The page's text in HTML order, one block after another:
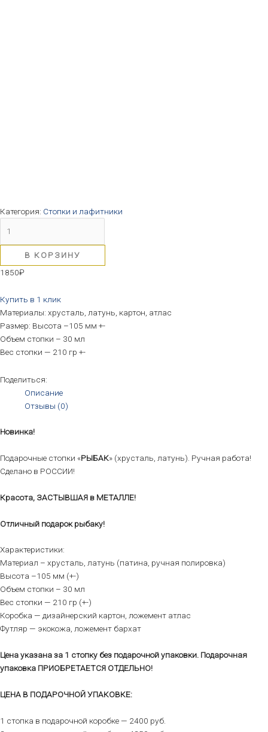
Категория: Стопки и лафитники
В КОРЗИНУ
1850₽
Купить в 1 клик
Материалы: хрусталь, латунь, картон, атлас
Размер: Высота –105 мм +-
Объем стопки – 30 мл
Вес стопки — 210 гр +-
Поделиться:
Описание
Отзывы (0)
Новинка!
Подарочные стопки «РЫБАК» (хрусталь, латунь). Ручная работа!
Сделано в РОССИИ!
Красота, ЗАСТЫВШАЯ в МЕТАЛЛЕ!
Отличный подарок рыбаку!
Характеристики:
Материал – хрусталь, латунь (патина, ручная полировка)
Высота –105 мм (+-)
Объем стопки – 30 мл
Вес стопки — 210 гр (+-)
Коробка — дизайнерский картон, ложемент атлас
Футляр — экокожа, ложемент бархат
Цена указана за 1 стопку без подарочной упаковки. Подарочная
упаковка ПРИОБРЕТАЕТСЯ ОТДЕЛЬНО!
ЦЕНА В ПОДАРОЧНОЙ УПАКОВКЕ:
1 стопка в подарочной коробке — 2400 руб.